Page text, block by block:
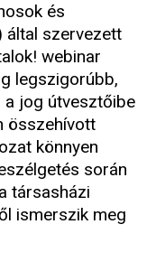
és
által szervezett
webinar
legszigorúbb,
a jog útvesztőibe
összehívott
könnyen
során
társasházi
ismerszik meg